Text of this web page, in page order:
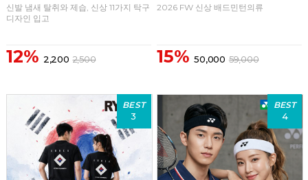
신발 냄새 탈취와 제습, 신상 11가지 탁구
디자인 입고
12% 2,200 2,500
2026 FW 신상 배드민턴의류
15% 50,000 59,000
BEST
3
BEST
4